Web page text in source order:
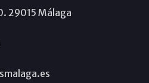
29015 Málaga